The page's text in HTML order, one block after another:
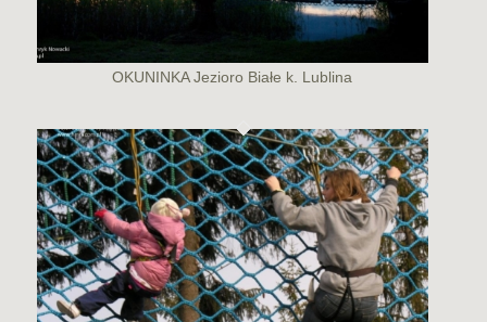
OKUNINKA Jezioro Białe k. Lublina